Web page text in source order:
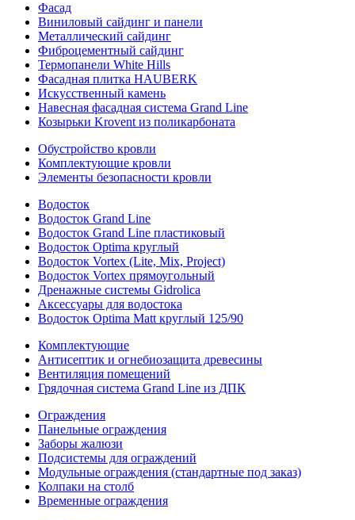
Фасад
Виниловый сайдинг и панели
Металлический сайдинг
Фиброцементный сайдинг
Термопанели White Hills
Фасадная плитка HAUBERK
Искусственный камень
Навесная фасадная система Grand Line
Козырьки Krovent из поликарбоната
Обустройство кровли
Комплектующие кровли
Элементы безопасности кровли
Водосток
Водосток Grand Line
Водосток Grand Line пластиковый
Водосток Optima круглый
Водосток Vortex (Lite, Mix, Project)
Водосток Vortex прямоугольный
Дренажные системы Gidrolica
Аксессуары для водостока
Водосток Optima Matt круглый 125/90
Комплектующие
Антисептик и огнебиозащита древесины
Вентиляция помещений
Грядочная система Grand Line из ДПК
Ограждения
Панельные ограждения
Заборы жалюзи
Подсистемы для ограждений
Модульные ограждения (стандартные под заказ)
Колпаки на столб
Временные ограждения